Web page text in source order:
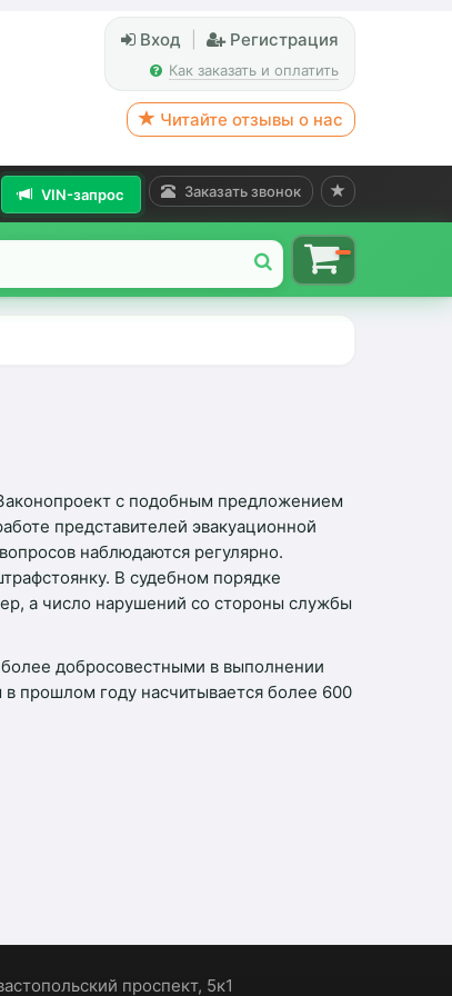
Вход Регистрация
Как заказать и оплатить
Читайте отзывы о нас
Заказать звонок
VIN-запрос
Законопроект с подобным предложением
представителей эвакуационной
наблюдаются регулярно.
В судебном порядке
а число нарушений со стороны службы
добросовестными в выполнении
прошлом году насчитывается более 600
проспект, 5к1